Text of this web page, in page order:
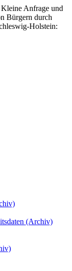
Anfrage und
Bürgern durch
Holstein:
(Archiv)